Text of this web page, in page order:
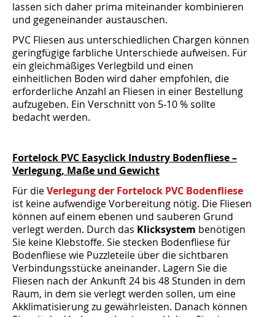
lassen sich daher prima miteinander kombinieren
und gegeneinander austauschen.
PVC Fliesen aus unterschiedlichen Chargen können
geringfügige farbliche Unterschiede aufweisen. Für
ein gleichmäßiges Verlegbild und einen
einheitlichen Boden wird daher empfohlen, die
erforderliche Anzahl an Fliesen in einer Bestellung
aufzugeben. Ein Verschnitt von 5-10 % sollte
bedacht werden.
Fortelock PVC Easyclick Industry Bodenfliese –
Verlegung, Maße und Gewicht
Für dieVerlegung der Fortelock PVC Bodenfliese
ist keine aufwendige Vorbereitung nötig. Die Fliesen
können auf einem ebenen und sauberen Grund
verlegt werden. Durch das Klicksystem benötigen
Sie keine Klebstoffe. Sie stecken Bodenfliese für
Bodenfliese wie Puzzleteile über die sichtbaren
Verbindungsstücke aneinander. Lagern Sie die
Fliesen nach der Ankunft 24 bis 48 Stunden in dem
Raum, in dem sie verlegt werden sollen, um eine
Akklimatisierung zu gewährleisten. Danach können